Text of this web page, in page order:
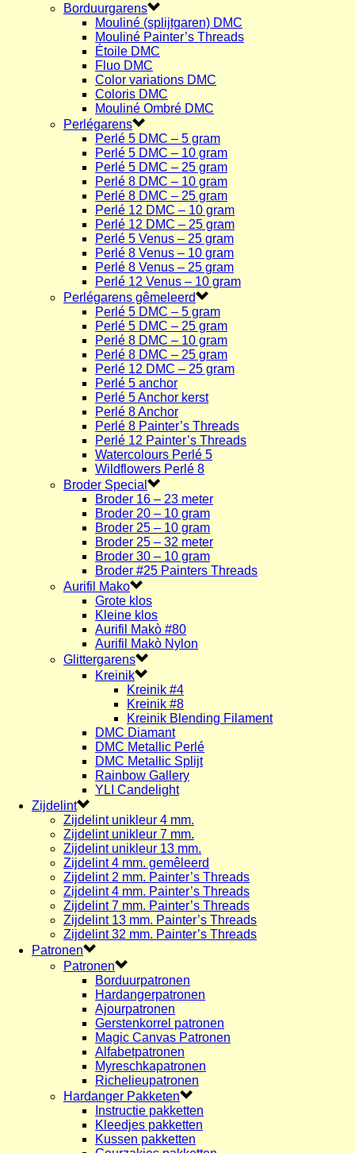
Borduurgarens
Mouliné (splijtgaren) DMC
Mouliné Painter’s Threads
Étoile DMC
Fluo DMC
Color variations DMC
Coloris DMC
Mouliné Ombré DMC
Perlégarens
Perlé 5 DMC – 5 gram
Perlé 5 DMC – 10 gram
Perlé 5 DMC – 25 gram
Perlé 8 DMC – 10 gram
Perlé 8 DMC – 25 gram
Perlé 12 DMC – 10 gram
Perlé 12 DMC – 25 gram
Perlé 5 Venus – 25 gram
Perlé 8 Venus – 10 gram
Perlé 8 Venus – 25 gram
Perlé 12 Venus – 10 gram
Perlégarens gêmeleerd
Perlé 5 DMC – 5 gram
Perlé 5 DMC – 25 gram
Perlé 8 DMC – 10 gram
Perlé 8 DMC – 25 gram
Perlé 12 DMC – 25 gram
Perlé 5 anchor
Perlé 5 Anchor kerst
Perlé 8 Anchor
Perlé 8 Painter’s Threads
Perlé 12 Painter’s Threads
Watercolours Perlé 5
Wildflowers Perlé 8
Broder Special
Broder 16 – 23 meter
Broder 20 – 10 gram
Broder 25 – 10 gram
Broder 25 – 32 meter
Broder 30 – 10 gram
Broder #25 Painters Threads
Aurifil Mako
Grote klos
Kleine klos
Aurifil Makò #80
Aurifil Makò Nylon
Glittergarens
Kreinik
Kreinik #4
Kreinik #8
Kreinik Blending Filament
DMC Diamant
DMC Metallic Perlé
DMC Metallic Splijt
Rainbow Gallery
YLI Candelight
Zijdelint
Zijdelint unikleur 4 mm.
Zijdelint unikleur 7 mm.
Zijdelint unikleur 13 mm.
Zijdelint 4 mm. gemêleerd
Zijdelint 2 mm. Painter’s Threads
Zijdelint 4 mm. Painter’s Threads
Zijdelint 7 mm. Painter’s Threads
Zijdelint 13 mm. Painter’s Threads
Zijdelint 32 mm. Painter’s Threads
Patronen
Patronen
Borduurpatronen
Hardangerpatronen
Ajourpatronen
Gerstenkorrel patronen
Magic Canvas Patronen
Alfabetpatronen
Myreschkapatronen
Richelieupatronen
Hardanger Pakketen
Instructie pakketten
Kleedjes pakketten
Kussen pakketten